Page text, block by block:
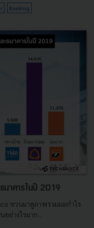
Banking
นาคารในปี 2019
ชวนมาดูภาพรวมผลกำไร
ย่างไรมาก...